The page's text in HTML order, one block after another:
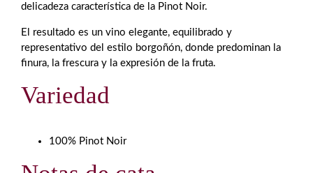
delicadeza característica de la Pinot Noir.
El resultado es un vino elegante, equilibrado y
representativo del estilo borgoñón, donde predominan la
finura, la frescura y la expresión de la fruta.
Variedad
100% Pinot Noir